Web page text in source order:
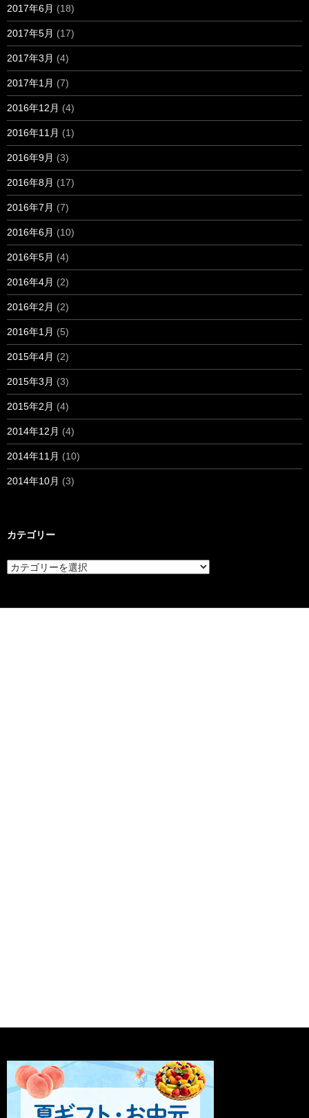
2017年6月 (18)
2017年5月 (17)
2017年3月 (4)
2017年1月 (7)
2016年12月 (4)
2016年11月 (1)
2016年9月 (3)
2016年8月 (17)
2016年7月 (7)
2016年6月 (10)
2016年5月 (4)
2016年4月 (2)
2016年2月 (2)
2016年1月 (5)
2015年4月 (2)
2015年3月 (3)
2015年2月 (4)
2014年12月 (4)
2014年11月 (10)
2014年10月 (3)
カテゴリー
カ
テ